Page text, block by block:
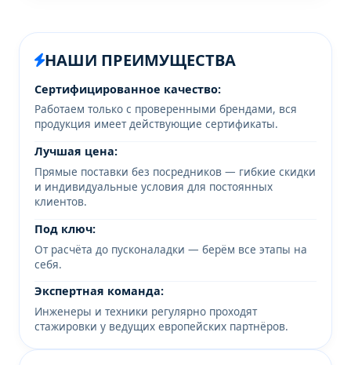
НАШИ ПРЕИМУЩЕСТВА
Сертифицированное качество:
Работаем только с проверенными брендами, вся
продукция имеет действующие сертификаты.
Лучшая цена:
Прямые поставки без посредников — гибкие скидки
и индивидуальные условия для постоянных
клиентов.
Под ключ:
От расчёта до пусконаладки — берём все этапы на
себя.
Экспертная команда:
Инженеры и техники регулярно проходят
стажировки у ведущих европейских партнёров.